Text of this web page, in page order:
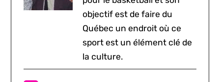
objectif est de faire du
Québec un endroit où ce
sport est un élément clé de
la culture.